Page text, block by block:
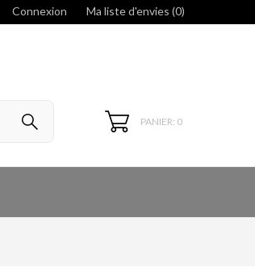
Connexion Ma liste d'envies (0)
PANIER: 0